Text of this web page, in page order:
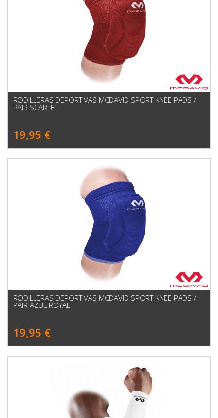
RODILLERAS DEPORTIVAS MCDAVID SPORT KNEE PADS /
PAIR SCARLET
19,95 €
RODILLERAS DEPORTIVAS MCDAVID SPORT KNEE PADS /
PAIR AZUL ROYAL
19,95 €